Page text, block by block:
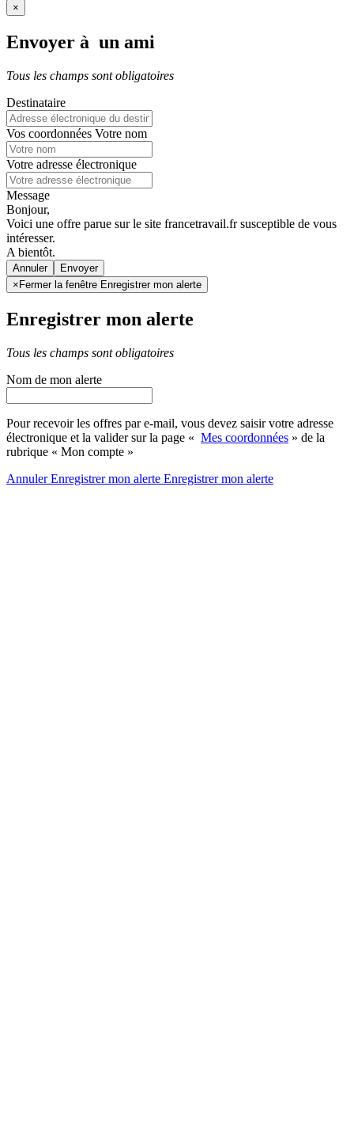
×
Envoyer à un ami
Tous les champs sont obligatoires
Destinataire
Vos coordonnées Votre nom
Votre adresse électronique
Message
Bonjour,
Voici une offre parue sur le site francetravail.fr susceptible de vous
intéresser.
A bientôt.
Annuler
× Fermer la fenêtre Enregistrer mon alerte
Enregistrer mon alerte
Tous les champs sont obligatoires
Nom de mon alerte
Pour recevoir les offres par e-mail, vous devez saisir votre adresse
électronique et la valider sur la page « Mes coordonnées » de la
rubrique « Mon compte »
AnnulerEnregistrer mon alerte Enregistrermon alerte